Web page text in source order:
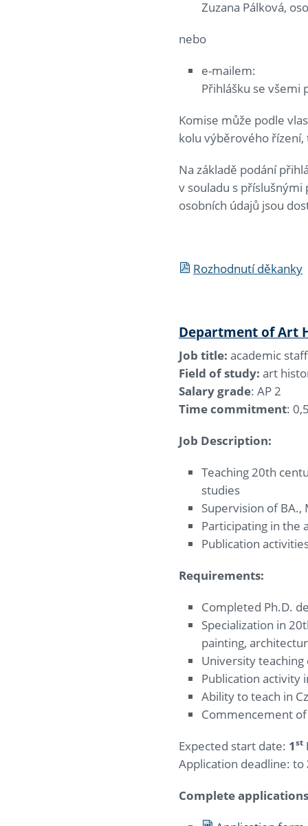
Zuzana Pálková,
nebo
e-mailem:
Přihlášku se všemi
Komise může podle
kolu výběrového
Na základě podání
v souladu s
osobních údajů jsou
Rozhodnutí děkanky
Department of Art
Job title: academic
Field of study: art
Salary grade: AP 2
Time commitment:
Job Description:
Teaching 20th
studies
Supervision of BA.,
Participating in the
Publication
Requirements:
Completed Ph.D.
Specialization in
painting,
University
Publication activity
Ability to teach in
Commencement
Expected start date: 1st
Application deadline: to
Complete